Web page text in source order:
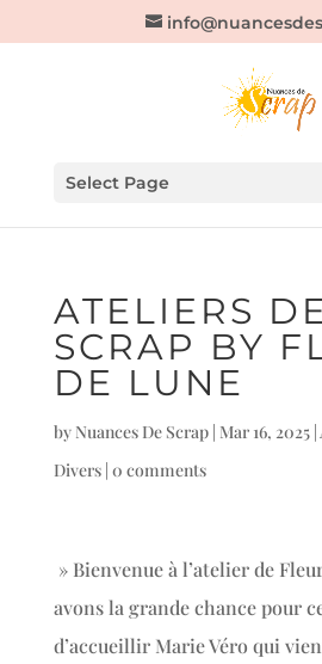
Select Page
ATELIERS
SCRAP BY
DE LUNE
by Nuances De Scrap| Mar 16, 2025|
Divers| 0 comments
» Bienvenue à l’atelier de
avons la grande chance pour
d’accueillir Marie Véro qui